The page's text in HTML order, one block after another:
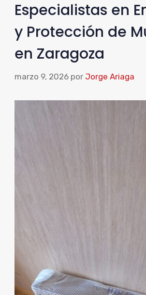
Especialistas en
y Protección de
en Zaragoza
marzo 9, 2026 por Jorge Ariaga